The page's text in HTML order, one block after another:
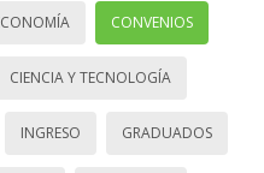
CONVENIOS
CIENCIA Y TECNOLOGÍA
INGRESO GRADUADOS